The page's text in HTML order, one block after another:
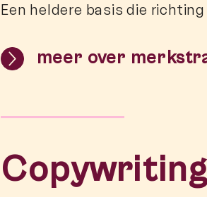
Een heldere basis die
meer over